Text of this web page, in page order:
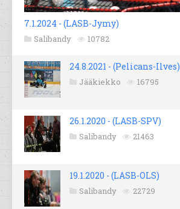
7.1.2024 - (LASB-Jymy)
Salibandy 10782
24.8.2021 - (Pelicans-Ilves)
Jääkiekko 16795
26.1.2020 - (LASB-SPV)
Salibandy 21463
19.1.2020 - (LASB-OLS)
Salibandy 22729